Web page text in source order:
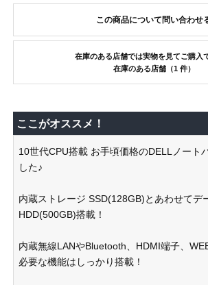
この商品について問い合わせ
在庫のある店舗では実物を見てご購入
在庫のある店舗（1 件）
ここがオススメ！
10世代CPU搭載 お手頃価格のDELLノート
した♪
内蔵ストレージ SSD(128GB)とあわせてデ
HDD(500GB)搭載！
内蔵無線LANやBluetooth、HDMI端子、
必要な機能はしっかり搭載！